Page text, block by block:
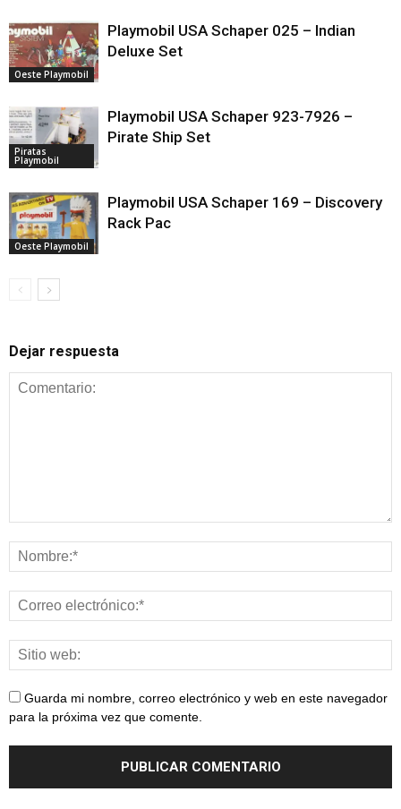
Oeste Playmobil
Playmobil USA Schaper 025 – Indian
Deluxe Set
Piratas
Playmobil
Playmobil USA Schaper 923-7926 –
Pirate Ship Set
Oeste Playmobil
Playmobil USA Schaper 169 – Discovery
Rack Pac
Dejar respuesta
Guarda mi nombre, correo electrónico y web en este navegador
para la próxima vez que comente.